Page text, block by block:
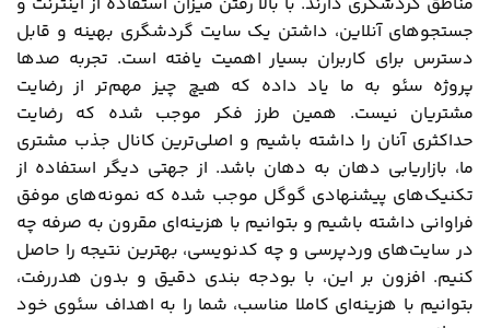
جستجوهای آنلاین، داشتن یک سایت گردشگری بهینه و قابل
دسترس برای کاربران بسیار اهمیت یافته است. تجربه صدها
پروژه سئو به ما یاد داده که هیچ چیز مهم‌تر از رضایت
مشتریان نیست. همین طرز فکر موجب شده که رضایت
حداکثری آنان را داشته باشیم و اصلی‌ترین کانال جذب مشتری
ما، بازاریابی دهان به دهان باشد. از جهتی دیگر استفاده از
تکنیک‌های پیشنهادی گوگل موجب شده که نمونه‌های موفق
فراوانی داشته باشیم و بتوانیم با هزینه‌ای مقرون به صرفه چه
در سایت‌های وردپرسی و چه کدنویسی، بهترین نتیجه را حاصل
کنیم. افزون بر این، با بودجه ‌بندی دقیق و بدون هدررفت،
بتوانیم با هزینه‌ای کاملا مناسب، شما را به اهداف سئوی خود